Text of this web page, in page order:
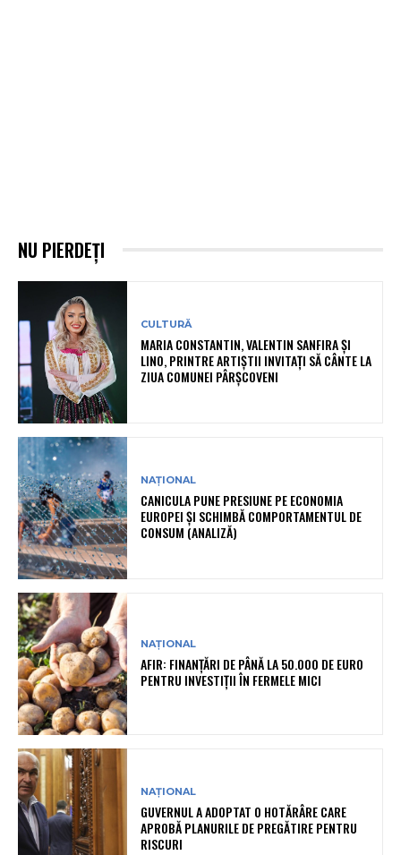
NU PIERDEȚI
CULTURĂ
MARIA CONSTANTIN, VALENTIN SANFIRA ȘI
LINO, PRINTRE ARTIȘTII INVITAȚI SĂ CÂNTE LA
ZIUA COMUNEI PÂRȘCOVENI
NAȚIONAL
CANICULA PUNE PRESIUNE PE ECONOMIA
EUROPEI ȘI SCHIMBĂ COMPORTAMENTUL DE
CONSUM (ANALIZĂ)
NAȚIONAL
AFIR: FINANȚĂRI DE PÂNĂ LA 50.000 DE EURO
PENTRU INVESTIȚII ÎN FERMELE MICI
NAȚIONAL
GUVERNUL A ADOPTAT O HOTĂRÂRE CARE
APROBĂ PLANURILE DE PREGĂTIRE PENTRU
RISCURI